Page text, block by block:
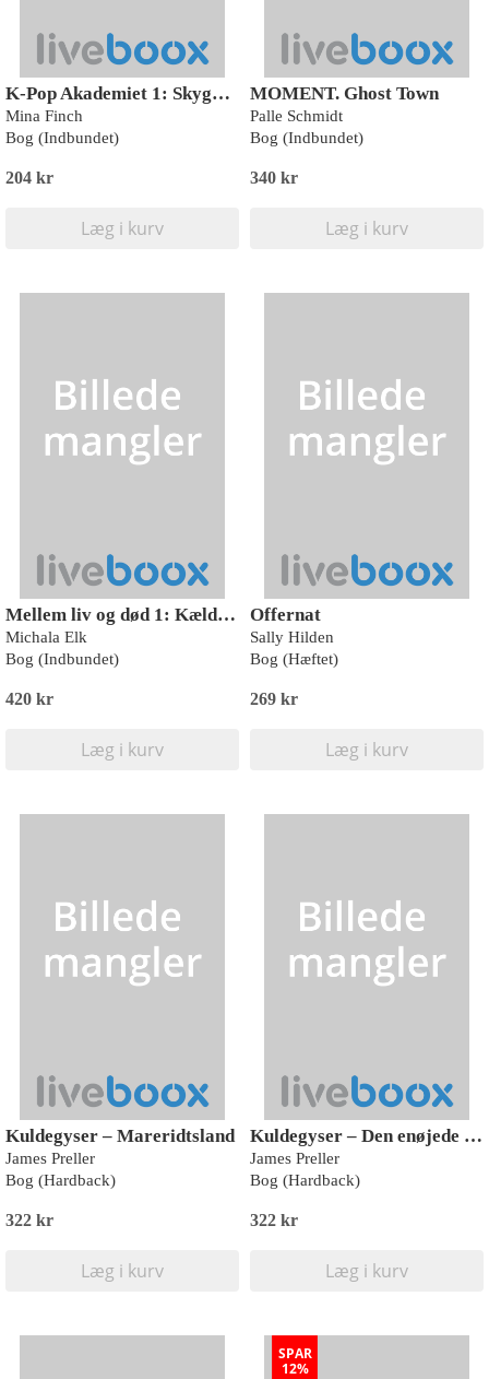
K-Pop Akademiet 1: Skyggedæmonerne
Mina Finch
Bog (Indbundet)
204 kr
Læg i kurv
MOMENT. Ghost Town
Palle Schmidt
Bog (Indbundet)
340 kr
Læg i kurv
Mellem liv og død 1: Kælderen
Michala Elk
Bog (Indbundet)
420 kr
Læg i kurv
Offernat
Sally Hilden
Bog (Hæftet)
269 kr
Læg i kurv
Kuldegyser – Mareridtsland
James Preller
Bog (Hardback)
322 kr
Læg i kurv
Kuldegyser – Den enøjede dukke
James Preller
Bog (Hardback)
322 kr
Læg i kurv
SPAR
12%